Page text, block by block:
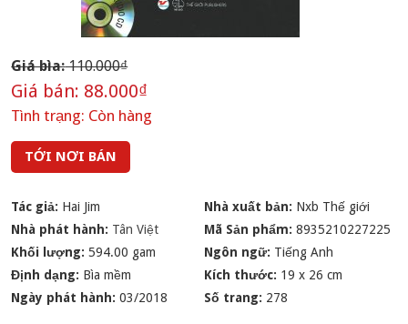
Giá bìa:110.000₫
Giá bán: 88.000₫
Tình trạng: Còn hàng
TỚI NƠI BÁN
Tác giả: Hai Jim Nhà xuất bản: Nxb Thế giới
Nhà phát hành: Tân Việt Mã Sản phẩm: 8935210227225
Khối lượng:594.00 gam Ngôn ngữ: Tiếng Anh
Định dạng: Bìa mềm Kích thước: 19 x 26 cm
Ngày phát hành:03/2018 Số trang: 278